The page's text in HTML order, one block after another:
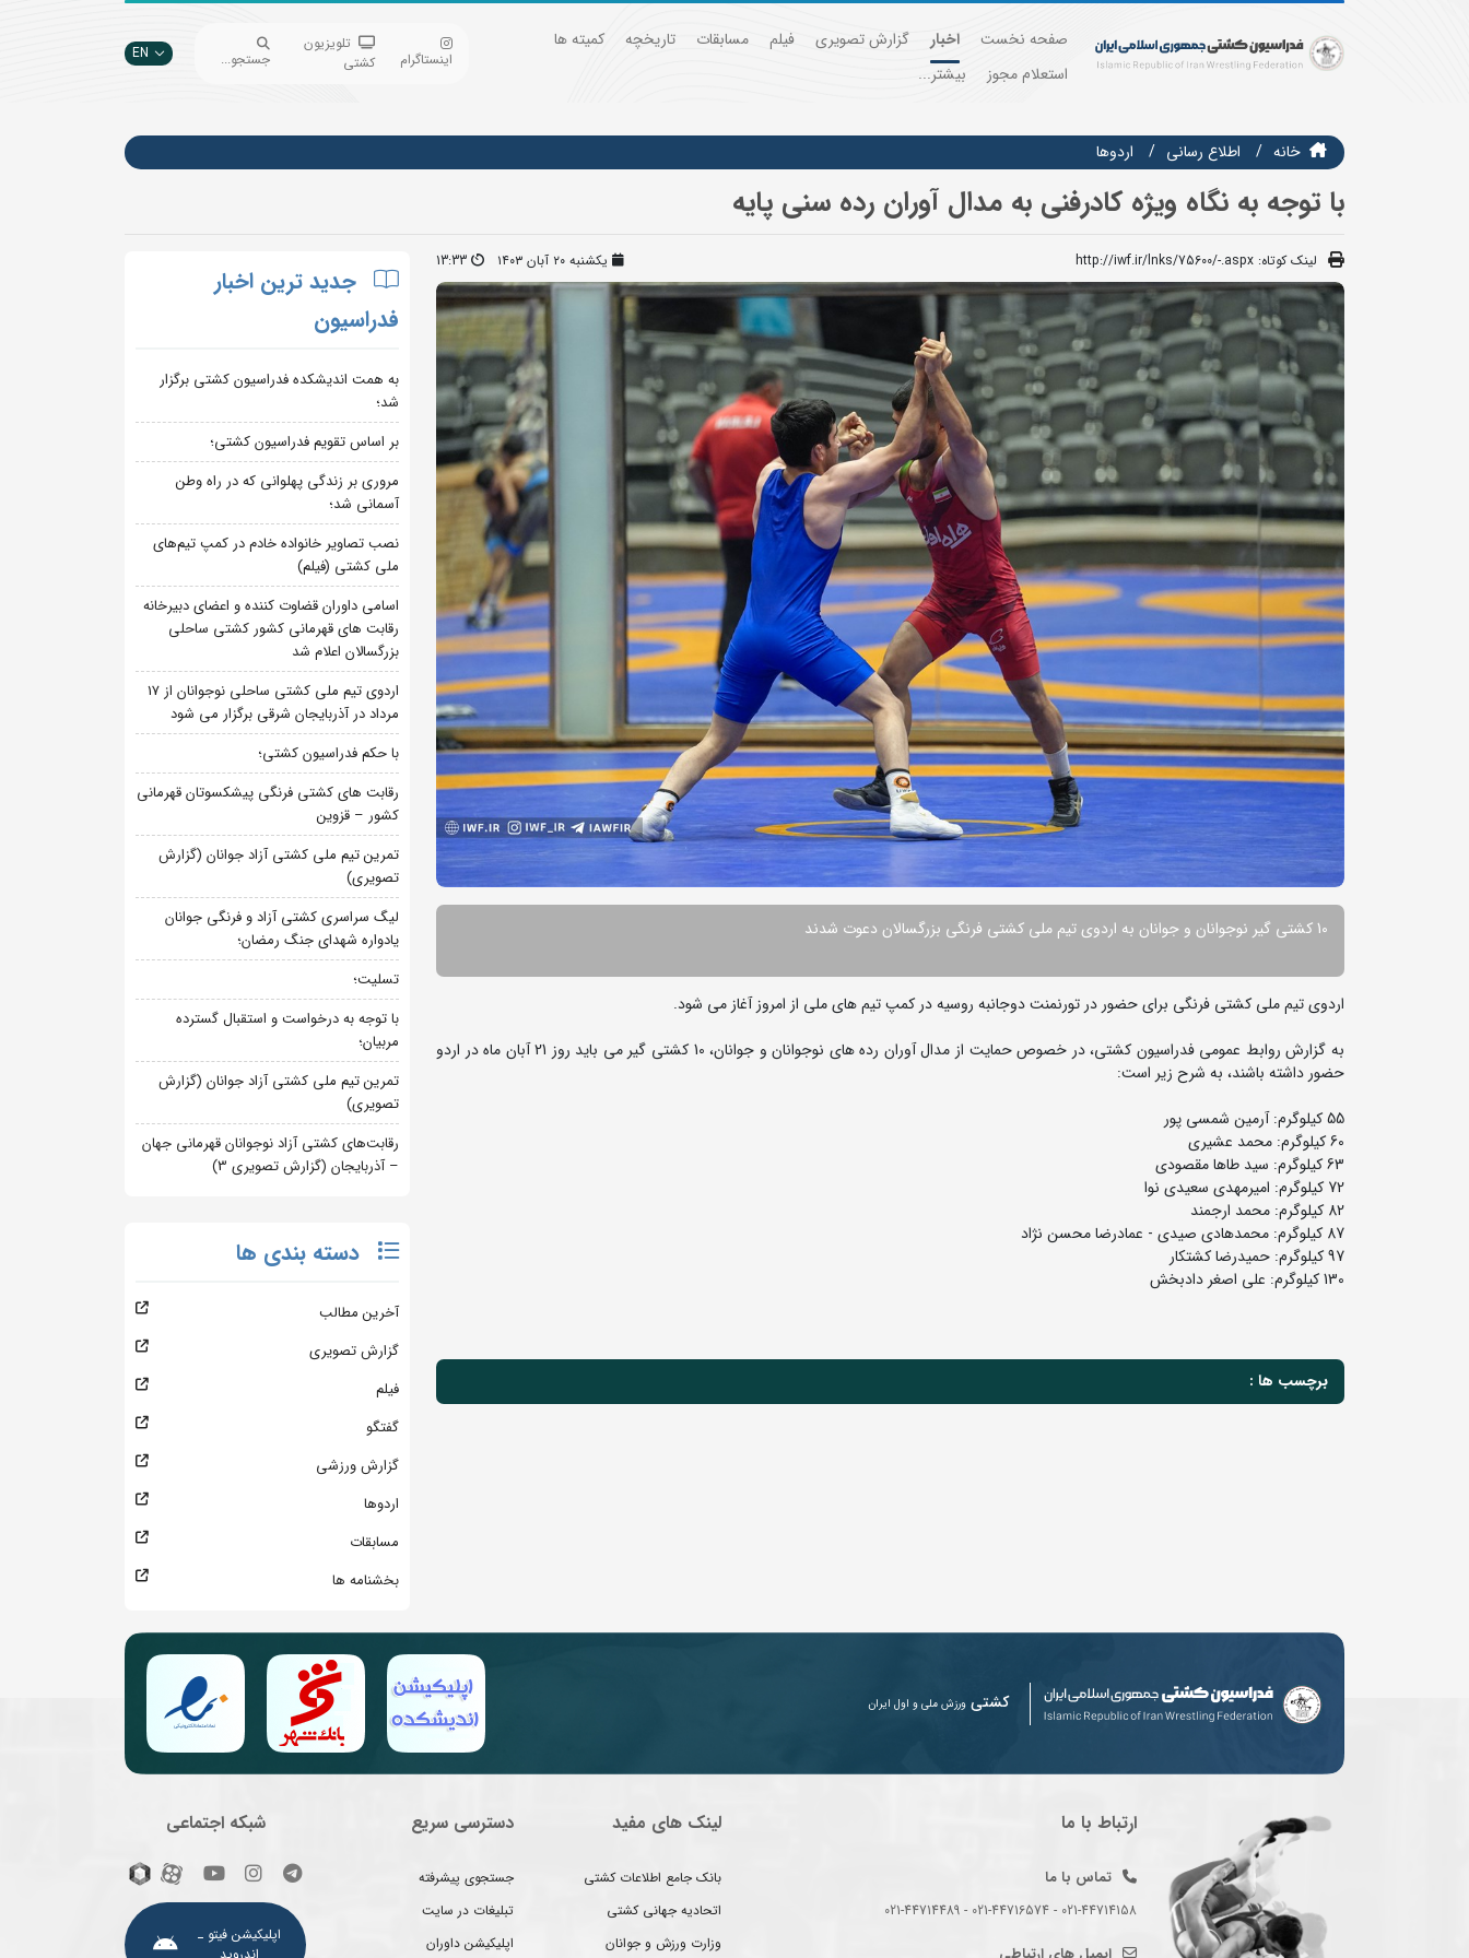
صفحه نخست اخبار گزارش تصویری فیلم مسابقات تاریخچه
کمیته ها
استعلام مجوز
بیشتر...
اینستاگرام
تلویزیون
کشتی
جستجو... EN
خانه اطلاع رسانی اردوها
با توجه به نگاه ویژه کادرفنی به مدال آوران رده سنی پایه
لینک کوتاه: http://iwf.ir/lnks/75600/-.aspx یکشنبه ۲۰ آبان ۱۴۰۳ 13:33
10 کشتی گیر نوجوانان و جوانان به اردوی تیم ملی کشتی فرنگی بزرگسالان دعوت شدند
اردوی تیم ملی کشتی فرنگی برای حضور در تورنمنت دوجانبه روسیه در کمپ تیم های ملی از امروز آغاز می شود.
به گزارش روابط عمومی فدراسیون کشتی، در خصوص حمایت از مدال آوران رده های نوجوانان و جوانان، 10 کشتی گیر می باید روز 21 آبان ماه در اردو
حضور داشته باشند، به شرح زیر است:
55 کیلوگرم: آرمین شمسی پور
60 کیلوگرم: محمد عشیری
63 کیلوگرم: سید طاها مقصودی
72 کیلوگرم: امیرمهدی سعیدی نوا
82 کیلوگرم: محمد ارجمند
87 کیلوگرم: محمدهادی صیدی - عمادرضا محسن نژاد
97 کیلوگرم: حمیدرضا کشتکار
130 کیلوگرم: علی اصغر دادبخش
برچسب ها :
جدید ترین اخبار
فدراسیون
به همت اندیشکده فدراسیون کشتی برگزار
شد؛
بر اساس تقویم فدراسیون کشتی؛
مروری بر زندگی پهلوانی که در راه وطن
آسمانی شد؛
نصب تصاویر خانواده خادم در کمپ تیم‌های
ملی کشتی (فیلم)
اسامی داوران قضاوت کننده و اعضای دبیرخانه
رقابت های قهرمانی کشور کشتی ساحلی
بزرگسالان اعلام شد
اردوی تیم ملی کشتی ساحلی نوجوانان از 17
مرداد در آذربایجان شرقی برگزار می شود
با حکم فدراسیون کشتی؛
رقابت های کشتی فرنگی پیشکسوتان قهرمانی
کشور – قزوین
تمرین تیم ملی کشتی آزاد جوانان (گزارش
تصویری)
لیگ سراسری کشتی آزاد و فرنگی جوانان
یادواره شهدای جنگ رمضان؛
تسلیت؛
با توجه به درخواست و استقبال گسترده
مربیان؛
تمرین تیم ملی کشتی آزاد جوانان (گزارش
تصویری)
رقابت‌های کشتی آزاد نوجوانان قهرمانی جهان
– آذربایجان (گزارش تصویری 3)
دسته بندی ها
آخرین مطالب
گزارش تصویری
فیلم
گفتگو
گزارش ورزشی
اردوها
مسابقات
بخشنامه ها
کشتی ورزش ملی و اول ایران
ارتباط با ما
تماس با ما
021-44714158 - 021-44716574 - 021-44714489
لینک های مفید
بانک جامع اطلاعات کشتی
اتحادیه جهانی کشتی
وزارت ورزش و جوانان
دسترسی سریع
جستجوی پیشرفته
تبلیغات در سایت
اپلیکیشن داوران
شبکه اجتماعی
اپلیکیشن فیتو ـ